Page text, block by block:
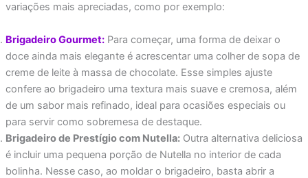
variações mais apreciadas, como por exemplo:
Brigadeiro Gourmet:Para começar, uma forma de deixar o
doce ainda mais elegante é acrescentar uma colher de sopa de
creme de leite à massa de chocolate. Esse simples ajuste
confere ao brigadeiro uma textura mais suave e cremosa, além
de um sabor mais refinado, ideal para ocasiões especiais ou
para servir como sobremesa de destaque.
Brigadeiro de Prestígio com Nutella:Outra alternativa deliciosa
é incluir uma pequena porção de Nutella no interior de cada
bolinha. Nesse caso, ao moldar o brigadeiro, basta abrir a